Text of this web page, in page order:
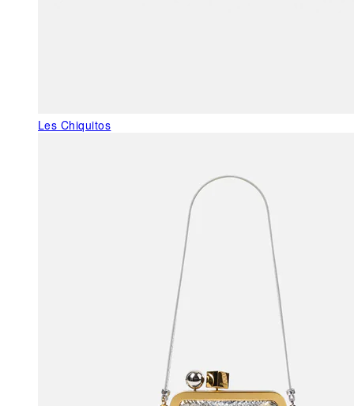
Les Chiquitos